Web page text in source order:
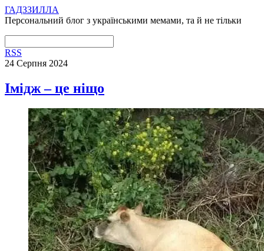
ГАДЗЗИЛЛА
Персональний блог з українськими мемами, та й не тільки
RSS
24 Серпня 2024
Імідж – це ніщо